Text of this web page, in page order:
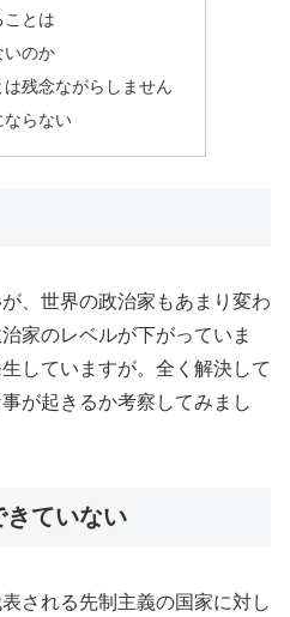
ことは
いのか
は残念ながらしません
ならない
、世界の政治家もあまり変わ
家のレベルが下がっていま
していますが。全く解決して
が起きるか考察してみまし
きていない
される先制主義の国家に対し